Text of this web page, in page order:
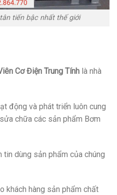
tiến bậc nhất thế giới
Cơ Điện Trung Tính là nhà
động và phát triển luôn cung
chữa các sản phẩm Bơm
dùng sản phẩm của chúng
khách hàng sản phẩm chất